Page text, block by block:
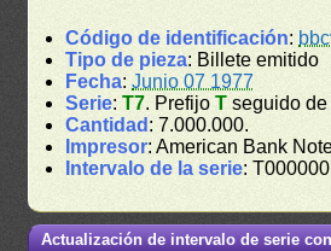
Código de identificación:
Tipo de pieza: Billete emitido
Fecha:Junio 07 1977
Serie:T7. PrefijoT seguido
Cantidad : 7.000.000.
Impresor: American Bank
Intervalo de la serie:
Actualización de intervalo de serie